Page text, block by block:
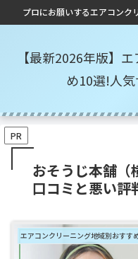
プロにお願いするエアコンク
【最新2026年版】
め10選!人
PR
おそうじ本舗（
口コミと悪い評
エアコンクリーニング地域別おすす